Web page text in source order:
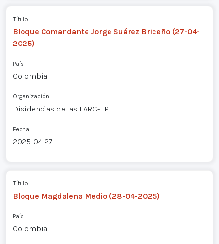
Título
Bloque Comandante Jorge Suárez Briceño (27-04-
2025)
País
Colombia
Organización
Disidencias de las FARC-EP
Fecha
2025-04-27
Título
Bloque Magdalena Medio (28-04-2025)
País
Colombia